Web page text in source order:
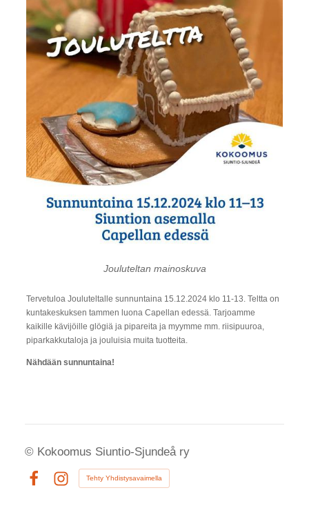
Jouluteltan mainoskuva
Tervetuloa Jouluteltalle sunnuntaina 15.12.2024 klo 11-13. Teltta on
kuntakeskuksen tammen luona Capellan edessä. Tarjoamme
kaikille kävijöille glögiä ja pipareita ja myymme mm. riisipuuroa,
piparkakkutaloja ja jouluisia muita tuotteita.
Nähdään sunnuntaina!
© Kokoomus Siuntio-Sjundeå ry
Instagram
Tehty Yhdistysavaimella